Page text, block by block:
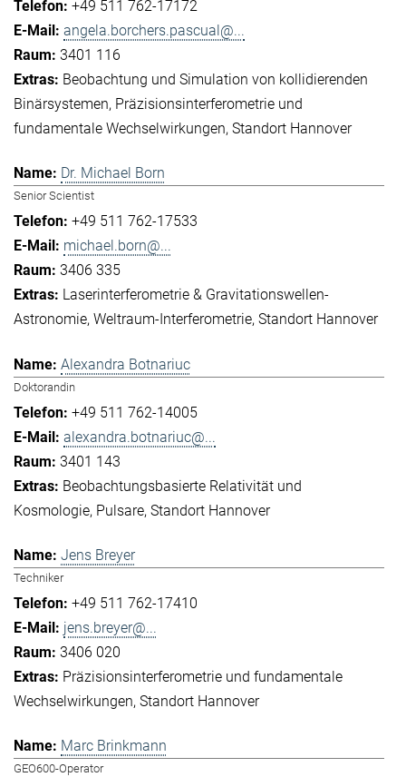
+49 511 762-17172
angela.borchers.pascual@...
3401 116
Beobachtung und Simulation von kollidierenden
Binärsystemen Präzisionsinterferometrie und
fundamentale Wechselwirkungen Standort Hannover
Dr. Michael Born
Senior Scientist
+49 511 762-17533
michael.born@...
3406 335
Laserinterferometrie & Gravitationswellen-
Astronomie Weltraum-Interferometrie Standort Hannover
Alexandra Botnariuc
Doktorandin
+49 511 762-14005
alexandra.botnariuc@...
3401 143
Beobachtungsbasierte Relativität und
Kosmologie Pulsare Standort Hannover
Jens Breyer
Techniker
+49 511 762-17410
jens.breyer@...
3406 020
Präzisionsinterferometrie und fundamentale
Wechselwirkungen Standort Hannover
Marc Brinkmann
GEO600-Operator